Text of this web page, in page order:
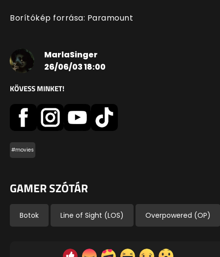
Borítókép forrása: Paramount
MarlaSinger
26/06/03 18:00
KÖVESS MINKET!
#movies
GAMER SZÓTÁR
Botok Line of Sight (LOS) Overpowered (OP)